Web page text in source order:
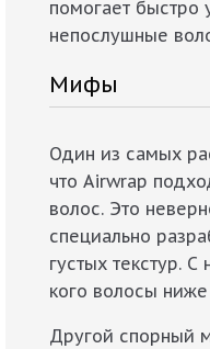
помогает
непослушные
Мифы
Один из самых
что Airwrap
волос. Это
специально
густых текстур.
кого волосы ниже
Другой спорный